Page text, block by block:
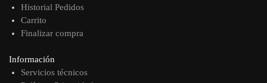
Historial Pedidos
Carrito
Finalizar compra
Información
Servicios técnicos